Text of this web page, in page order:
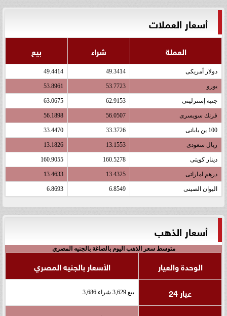
أسعار العملات
العملة شراء بيع
دولار أمريكى 49.3414
49.4414
يورو 53.7723
53.8961
جنيه إسترلينى 62.9153
63.0675
فرنك سويسرى 56.0507
56.1898
100 ين يابانى 33.3726
33.4470
ريال سعودى 13.1553
13.1826
دينار كويتى 160.5278
160.9055
درهم اماراتى 13.4325
13.4633
اليوان الصينى 6.8549
6.8693
أسعار الذهب
متوسط سعر الذهب اليوم بالصاغة بالجنيه المصري
الوحدة والعيار
الأسعار بالجنيه المصري
عيار 24
بيع 3,629 شراء 3,686